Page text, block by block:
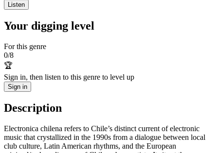
Listen
Your digging level
For this genre
0/8
🏆
Sign in, then listen to this genre to level up
Sign in
Description
Electronica chilena refers to Chile’s distinct current of electronic
music that crystallized in the 1990s from a dialogue between local
club culture, Latin American rhythms, and the European